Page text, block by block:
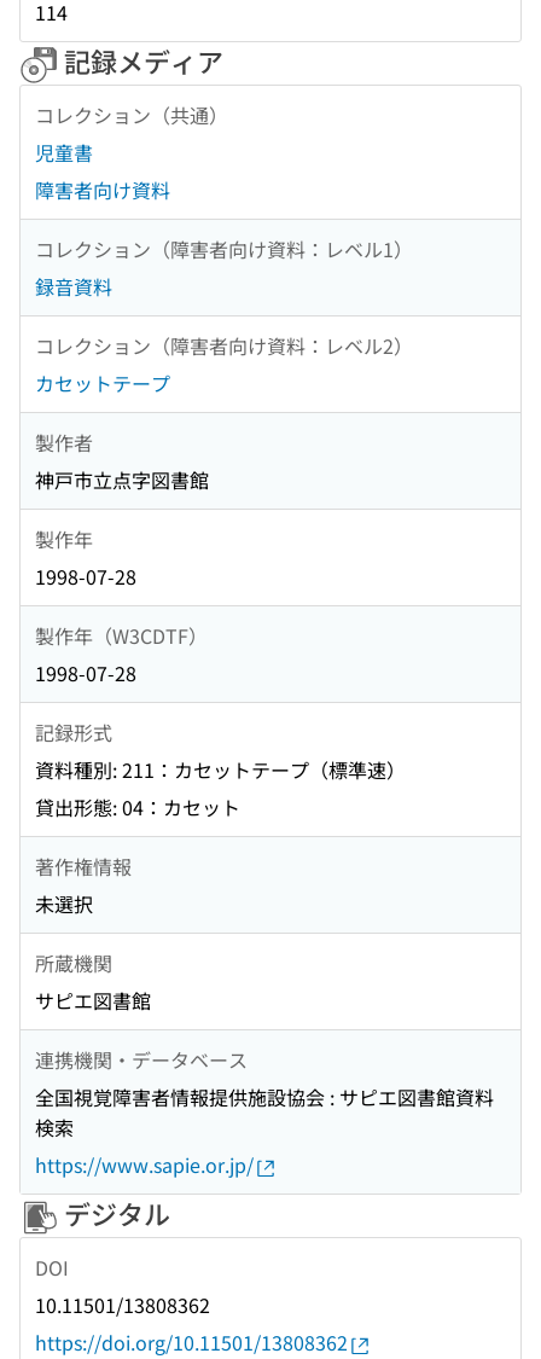
114
記録メディア
コレクション（共通）
児童書
障害者向け資料
コレクション（障害者向け資料：レベル1）
録音資料
コレクション（障害者向け資料：レベル2）
カセットテープ
製作者
神戸市立点字図書館
製作年
1998-07-28
製作年（W3CDTF）
1998-07-28
記録形式
資料種別: 211：カセットテープ（標準速）
貸出形態: 04：カセット
著作権情報
未選択
所蔵機関
サピエ図書館
連携機関・データベース
全国視覚障害者情報提供施設協会 : サピエ図書館資料
検索
https://www.sapie.or.jp/
デジタル
DOI
10.11501/13808362
https://doi.org/10.11501/13808362